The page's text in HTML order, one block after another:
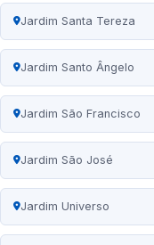
Jardim Santa Tereza
Jardim Santo Ângelo
Jardim São Francisco
Jardim São José
Jardim Universo